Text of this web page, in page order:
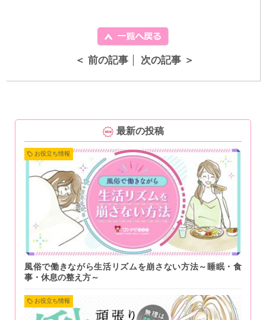
＜ 前の記事 次の記事 ＞
最新の投稿
お役立ち情報
風俗で働きながら生活リズムを崩さない方法～睡眠・食
事・休息の整え方～
お役立ち情報